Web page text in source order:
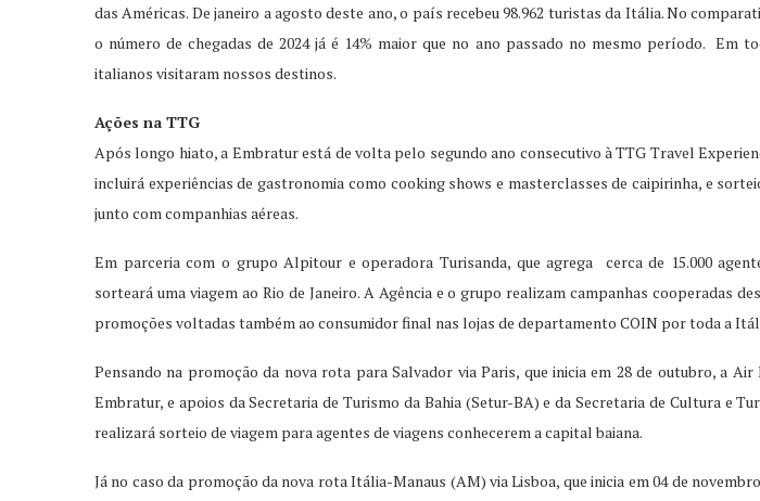
das Américas. De janeiro a agosto deste ano, o país recebeu 98.962 turistas da Itália. No
o número de chegadas de 2024 já é 14% maior que no ano passado no mesmo período. Em
italianos visitaram nossos destinos.
Ações na TTG
Após longo hiato, a Embratur está de volta pelo segundo ano consecutivo à TTG Travel
incluirá experiências de gastronomia como cooking shows e masterclasses de caipirinha, e
junto com companhias aéreas.
Em parceria com o grupo Alpitour e operadora Turisanda, que agrega cerca de 15.000
sorteará uma viagem ao Rio de Janeiro. A Agência e o grupo realizam campanhas cooperadas
promoções voltadas também ao consumidor final nas lojas de departamento COIN por toda a
Pensando na promoção da nova rota para Salvador via Paris, que inicia em 28 de outubro, a
Embratur, e apoios da Secretaria de Turismo da Bahia (Setur-BA) e da Secretaria de Cultura e
realizará sorteio de viagem para agentes de viagens conhecerem a capital baiana.
Já no caso da promoção da nova rota Itália-Manaus (AM) via Lisboa, que inicia em 04 de